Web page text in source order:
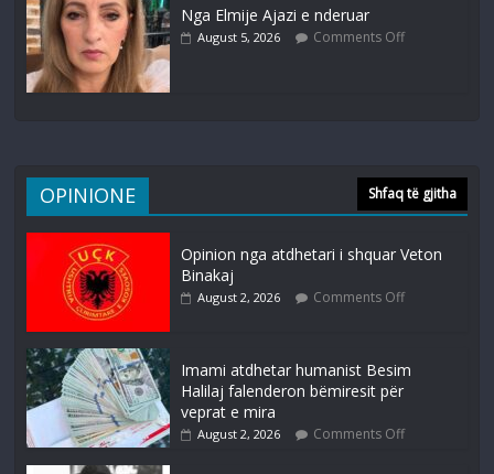
Nga Elmije Ajazi e nderuar
August 5, 2026 Comments Off
OPINIONE Shfaq të gjitha
Opinion nga atdhetari i shquar Veton
Binakaj
August 2, 2026 Comments Off
Imami atdhetar humanist Besim
Halilaj falenderon bëmiresit për
veprat e mira
August 2, 2026 Comments Off